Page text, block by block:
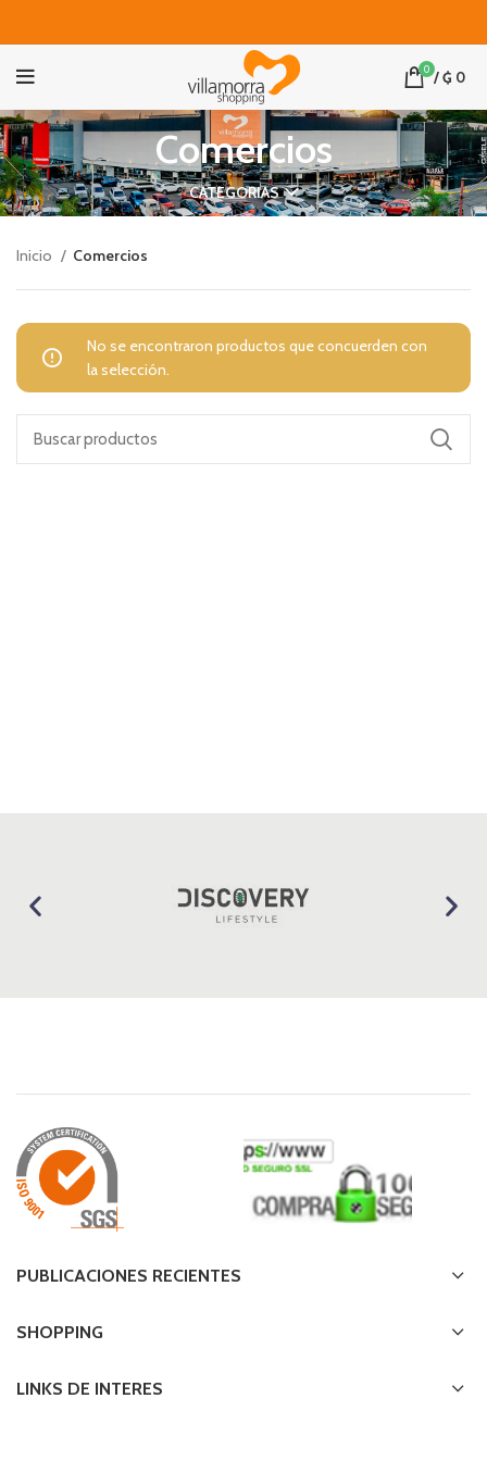
0 /₲ 0
Comercios
CATEGORIAS
Inicio Comercios
No se encontraron productos que concuerden con
la selección.
PUBLICACIONES RECIENTES
SHOPPING
LINKS DE INTERES